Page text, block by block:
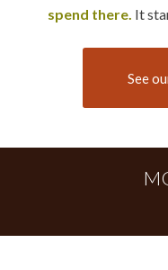
spend there. It
See